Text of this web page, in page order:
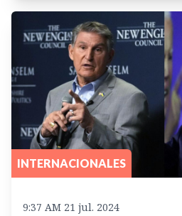
INTERNACIONALES
9:37 AM 21 jul. 2024